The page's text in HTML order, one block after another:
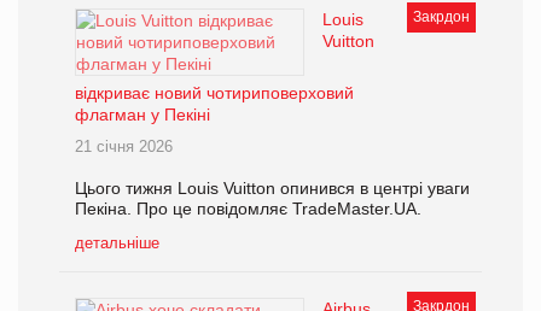
Закрдон
Louis
Vuitton
відкриває новий чотириповерховий
флагман у Пекіні
21 січня 2026
Цього тижня Louis Vuitton опинився в центрі уваги
Пекіна. Про це повідомляє TradeMaster.UA.
детальніше
Закрдон